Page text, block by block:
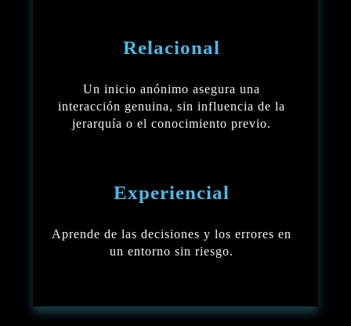
Relacional
Un inicio anónimo asegura una
interacción genuina, sin influencia de la
jerarquía o el conocimiento previo.
Experiencial
Aprende de las decisiones y los errores en
un entorno sin riesgo.